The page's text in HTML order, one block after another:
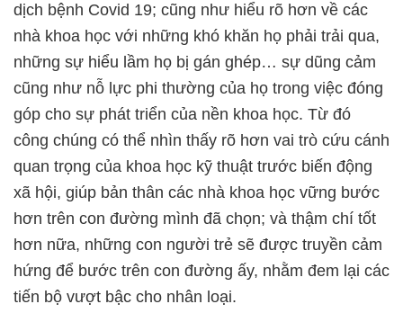
dịch bệnh Covid 19; cũng như hiểu rõ hơn về các
nhà khoa học với những khó khăn họ phải trải qua,
những sự hiểu lầm họ bị gán ghép… sự dũng cảm
cũng như nỗ lực phi thường của họ trong việc đóng
góp cho sự phát triển của nền khoa học. Từ đó
công chúng có thể nhìn thấy rõ hơn vai trò cứu cánh
quan trọng của khoa học kỹ thuật trước biến động
xã hội, giúp bản thân các nhà khoa học vững bước
hơn trên con đường mình đã chọn; và thậm chí tốt
hơn nữa, những con người trẻ sẽ được truyền cảm
hứng để bước trên con đường ấy, nhằm đem lại các
tiến bộ vượt bậc cho nhân loại.